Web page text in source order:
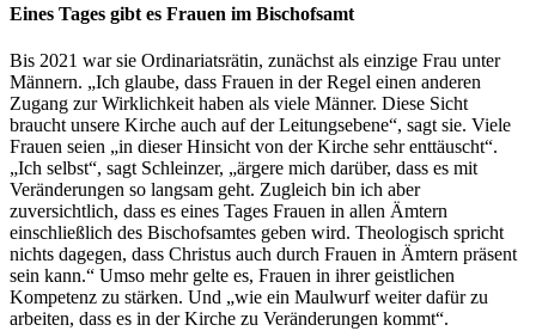
Eines Tages gibt es Frauen im Bischofsamt
Bis 2021 war sie Ordinariatsrätin, zunächst als einzige Frau unter
Männern. „Ich glaube, dass Frauen in der Regel einen anderen
Zugang zur Wirklichkeit haben als viele Männer. Diese Sicht
braucht unsere Kirche auch auf der Leitungsebene“, sagt sie. Viele
Frauen seien „in dieser Hinsicht von der Kirche sehr enttäuscht“.
„Ich selbst“, sagt Schleinzer, „ärgere mich darüber, dass es mit
Veränderungen so langsam geht. Zugleich bin ich aber
zuversichtlich, dass es eines Tages Frauen in allen Ämtern
einschließlich des Bischofsamtes geben wird. Theologisch spricht
nichts dagegen, dass Christus auch durch Frauen in Ämtern präsent
sein kann.“ Umso mehr gelte es, Frauen in ihrer geistlichen
Kompetenz zu stärken. Und „wie ein Maulwurf weiter dafür zu
arbeiten, dass es in der Kirche zu Veränderungen kommt“.